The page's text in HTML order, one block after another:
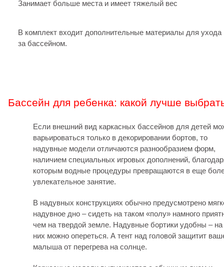
Занимает больше места и имеет тяжелый вес
В комплект входит дополнительные материалы для ухода
за бассейном.
Бассейн для ребенка: какой лучше
Если внешний вид каркасных бассейнов для детей
варьироваться только в декорировании бортов, то
надувные модели отличаются разнообразием форм,
наличием специальных игровых дополнений,
которым водные процедуры превращаются в еще
увлекательное занятие.
В надувных конструкциях обычно предусмотрено
надувное дно – сидеть на таком «полу» намного
чем на твердой земле. Надувные бортики удобны – на
них можно опереться. А тент над головой защитит
малыша от перегрева на солнце.